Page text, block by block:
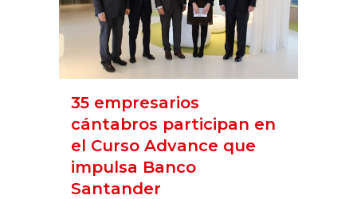
35 empresarios
cántabros participan en
el Curso Advance que
impulsa Banco
Santander